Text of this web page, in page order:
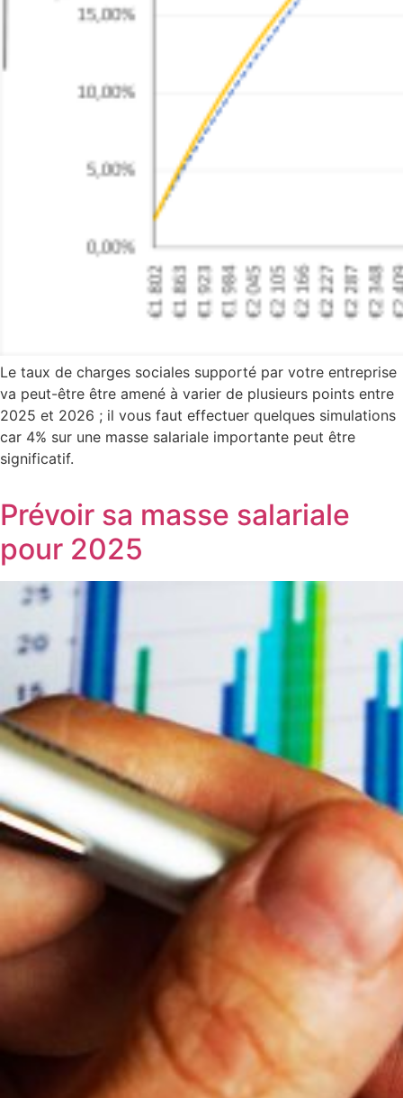
Le taux de charges sociales supporté par votre entreprise
va peut-être être amené à varier de plusieurs points entre
2025 et 2026 ; il vous faut effectuer quelques simulations
car 4% sur une masse salariale importante peut être
significatif.
Prévoir sa masse salariale
pour 2025